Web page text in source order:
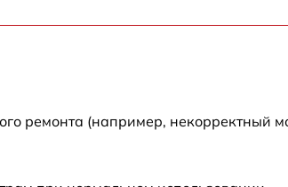
ремонта (например, некорректный